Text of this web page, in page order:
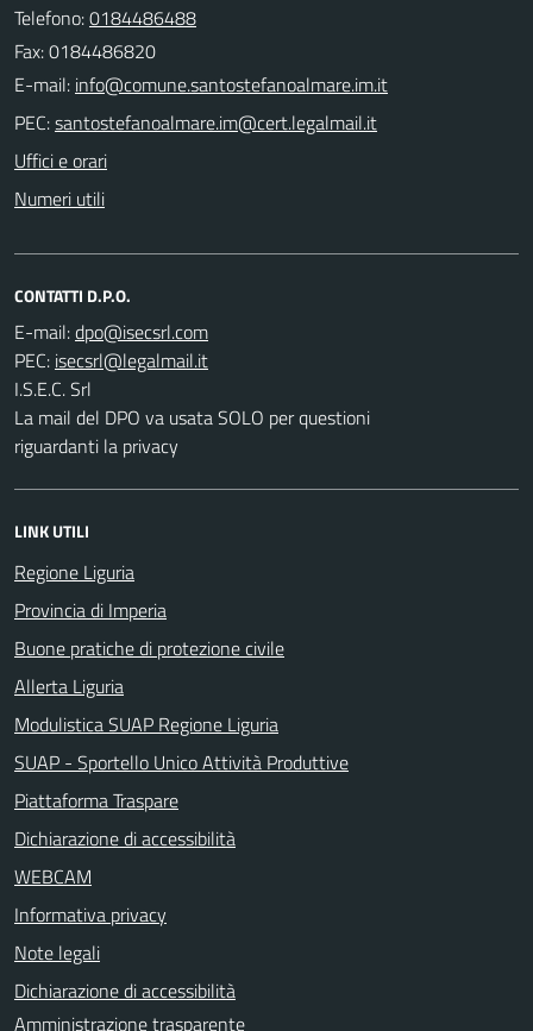
Telefono:0184486488
Fax: 0184486820
E-mail:
PEC:
Uffici e orari
Numeri utili
CONTATTI D.P.O.
E-mail:
PEC:
I.S.E.C. Srl
La mail del DPO va usata SOLO per questioni
riguardanti la privacy
LINK UTILI
Regione Liguria
Provincia di Imperia
Buone pratiche di protezione civile
Allerta Liguria
Modulistica SUAP Regione Liguria
SUAP - Sportello Unico Attività Produttive
Piattaforma Traspare
Dichiarazione di accessibilità
WEBCAM
Informativa privacy
Note legali
Dichiarazione di accessibilità
Amministrazione trasparente